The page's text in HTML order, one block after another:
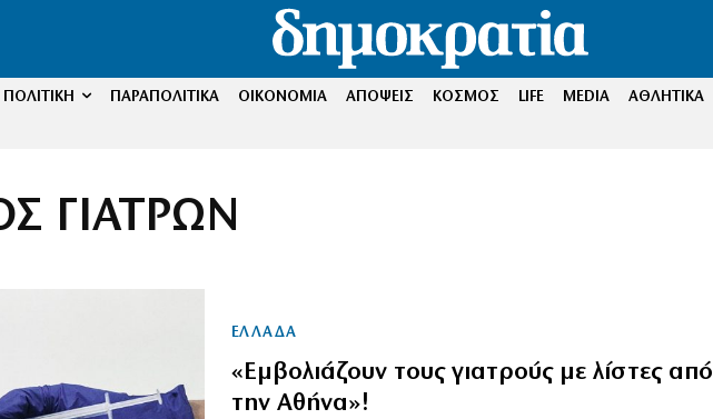
ΠΟΛΙΤΙΚΗ ΠΑΡΑΠΟΛΙΤΙΚΑ ΟΙΚΟΝΟΜΙΑ ΑΠΟΨΕΙΣ ΚΟΣΜΟΣ LIFE MEDIA ΑΘΛΗΤΙΚΑ
ΓΙΑΤΡΩΝ
ΕΛΛΑΔΑ
«Εμβολιάζουν τους γιατρούς με λίστες από
την Αθήνα»!